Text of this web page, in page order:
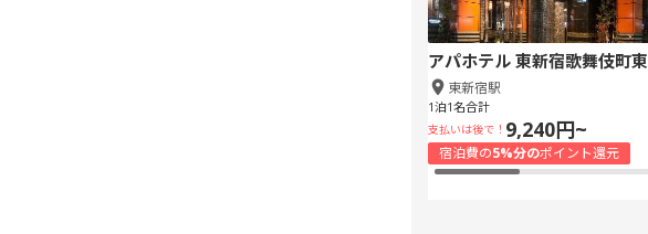
アパホテル 東新宿歌舞伎町東
東新宿駅
1泊1名合計
支払いは後で！ 9,240円~
宿泊費の5%分のポイント還元